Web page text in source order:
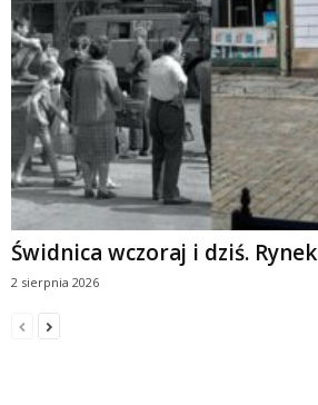
Świdnica wczoraj i dziś. Rynek
2 sierpnia 2026